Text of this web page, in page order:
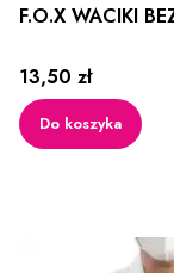
F.O.X WACIKI
Cena
13,50 zł
Do koszyka